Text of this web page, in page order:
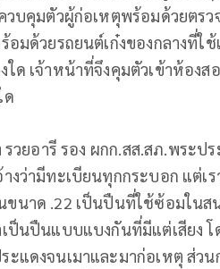
วบคุมตัวผู้ก่อเหตุพร้อมด้วยต
มด้วยรถยนต์เก๋งของกลางที่ใ
ใด เจ้าหน้าที่จึงคุมตัวเข้าห้อง
ด
วยอารี รอง ผกก.สส.สภ.พระป
งว่ามีทะเบียนทุกกระบอก แต่
นาด .22 เป็นปืนที่ใช้ซ้อมในส
ป็นปืนแบบแบงกันที่มีแต่เสียง
แดงจนเมาและมาก่อเหตุ ส่ว